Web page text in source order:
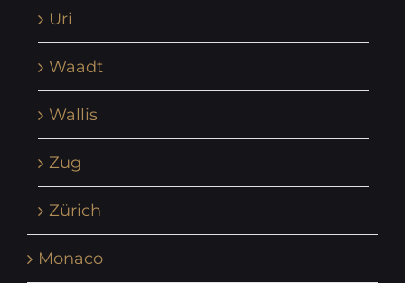
Uri
Waadt
Wallis
Zug
Zürich
Monaco